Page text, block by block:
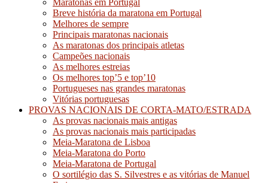
Breve história da maratona em Portugal
Melhores de sempre
Principais maratonas nacionais
As maratonas dos principais atletas
Campeões nacionais
As melhores estreias
Os melhores top’5 e top’10
Portugueses nas grandes maratonas
Vitórias portuguesas
PROVAS NACIONAIS DE CORTA-MATO/ESTRADA
As provas nacionais mais antigas
As provas nacionais mais participadas
Meia-Maratona de Lisboa
Meia-Maratona do Porto
Meia-Maratona de Portugal
O sortilégio das S. Silvestres e as vitórias de Manuel